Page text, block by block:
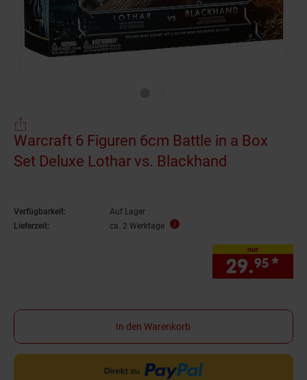
Warcraft 6 Figuren 6cm Battle in a Box
Set Deluxe Lothar vs. Blackhand
Verfügbarkeit:
Auf Lager
Lieferzeit:
ca. 2 Werktage
nur
29.95 *
In den Warenkorb